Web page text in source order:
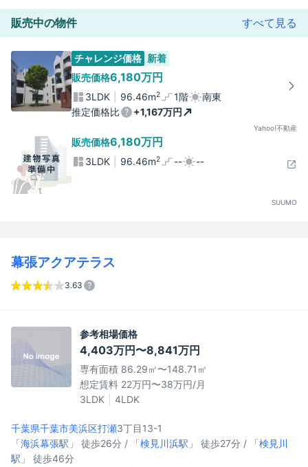
販売中の物件 すべて見る
チャレンジ価格 新着
販売価格6,180万円
3LDK 96.46m2 1階
南東
推定価格比
+1,167万円
Yahoo!不動産
販売価格6,180万円
3LDK 96.46m2 -- --
SUUMO
幕張アクアテラス
3.63
参考相場価格
4,403万円〜8,841万円
専有面積 86.29㎡〜148.71㎡
想定賃料 22万円〜38万円/月
3LDK
4LDK
千葉県千葉市美浜区打瀬3丁目13-1
「海浜幕張駅 」 徒歩26分 / 「検見川浜駅 」 徒歩27分 / 「検見川
駅 」 徒歩46分